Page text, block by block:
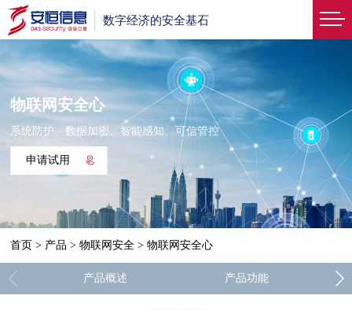
数字经济的安全基石
物联网安全心
系统防护、数据加密、智能感知、可信管控
申请试用
首页 > 产品 >物联网安全 >物联网安全心
产品概述 产品功能